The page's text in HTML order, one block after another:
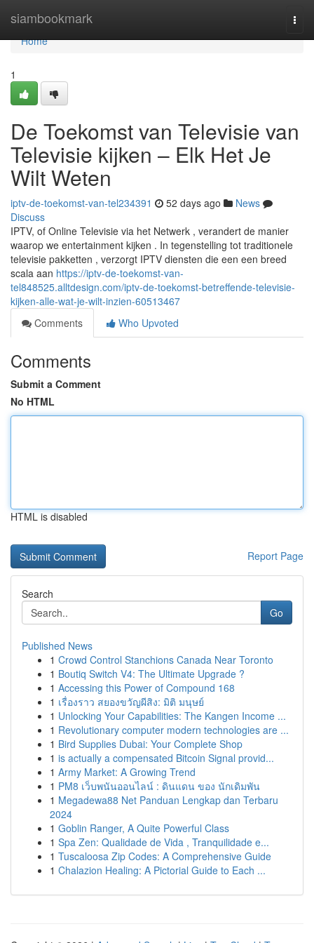
siambookmark
Home
Home
1
De Toekomst van Televisie van
Televisie kijken – Elk Het Je
Wilt Weten
iptv-de-toekomst-van-tel234391 52 days ago
News
Discuss
IPTV, of Online Televisie via het Netwerk , verandert de manier
waarop we entertainment kijken . In tegenstelling tot traditionele
televisie pakketten , verzorgt IPTV diensten die een een breed
scala aan https://iptv-de-toekomst-van-
tel848525.alltdesign.com/iptv-de-toekomst-betreffende-televisie-
kijken-alle-wat-je-wilt-inzien-60513467
Comments
Who Upvoted
Comments
Submit a Comment
No HTML
HTML is disabled
Report Page
Search
Go
Published News
1 Crowd Control Stanchions Canada Near Toronto
1 Boutiq Switch V4: The Ultimate Upgrade ?
1 Accessing this Power of Compound 168
1 เรื่องราว สยองขวัญผีสิง: มิติ มนุษย์
1 Unlocking Your Capabilities: The Kangen Income ...
1 Revolutionary computer modern technologies are ...
1 Bird Supplies Dubai: Your Complete Shop
1 is actually a compensated Bitcoin Signal provid...
1 Army Market: A Growing Trend
1 PM8 เว็บพนันออนไลน์ : ดินแดน ของ นักเดิมพัน
1 Megadewa88 Net Panduan Lengkap dan Terbaru
2024
1 Goblin Ranger, A Quite Powerful Class
1 Spa Zen: Qualidade de Vida , Tranquilidade e...
1 Tuscaloosa Zip Codes: A Comprehensive Guide
1 Chalazion Healing: A Pictorial Guide to Each ...